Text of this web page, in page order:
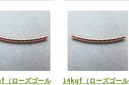
（ローズゴール
14kgf（ローズゴール